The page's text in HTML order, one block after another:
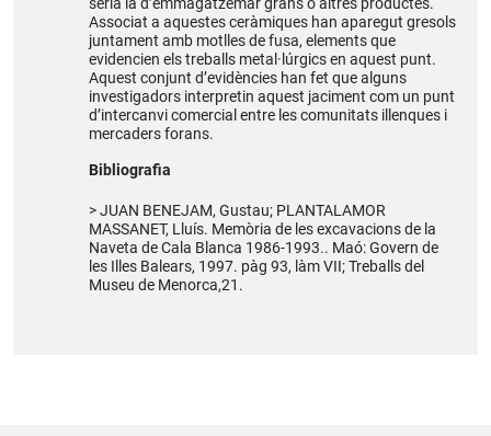
Associat a aquestes ceràmiques han aparegut gresols
juntament amb motlles de fusa, elements que
evidencien els treballs metal·lúrgics en aquest punt.
Aquest conjunt d’evidències han fet que alguns
investigadors interpretin aquest jaciment com un punt
d’intercanvi comercial entre les comunitats illenques i
mercaders forans.
Bibliografia
JUAN BENEJAM, Gustau; PLANTALAMOR
MASSANET, Lluís. Memòria de les excavacions de la
Naveta de Cala Blanca 1986-1993.. Maó: Govern de
les Illes Balears, 1997. pàg 93, làm VII; Treballs del
Museu de Menorca,21.